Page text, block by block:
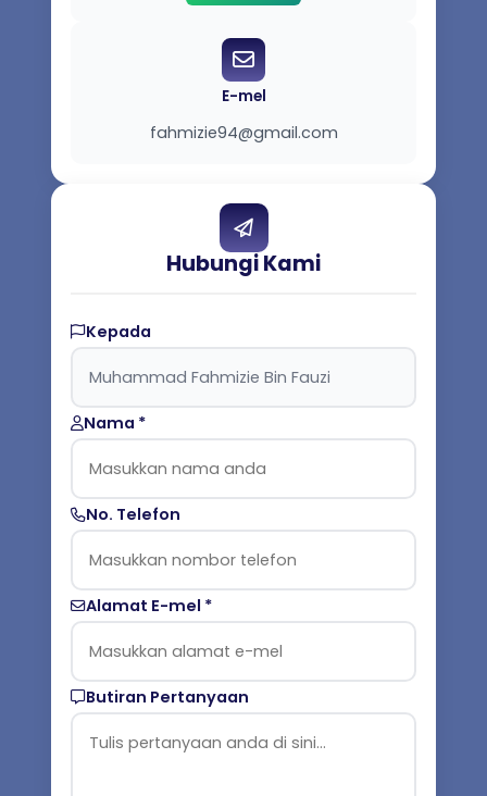
E-mel
fahmizie94@gmail.com
Hubungi Kami
Kepada
Nama *
No. Telefon
Alamat E-mel *
Butiran Pertanyaan